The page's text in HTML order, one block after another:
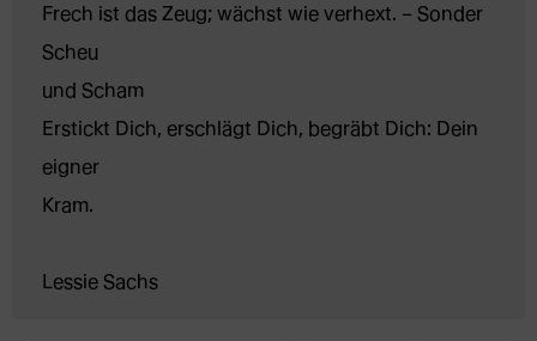
Frech ist das Zeug; wächst wie verhext. – Sonder
Scheu
und Scham
Erstickt Dich, erschlägt Dich, begräbt Dich: Dein
eigner
Kram.
Lessie Sachs